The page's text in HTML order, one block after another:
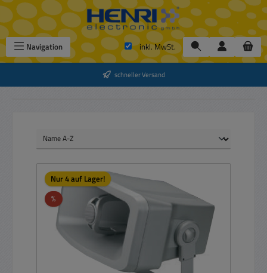
Zum Hauptinhalt springen
Navigation inkl. MwSt.
schneller Versand
Nur 4 auf Lager!
%Rabatt